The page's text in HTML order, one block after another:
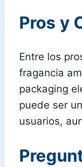
Pros y
Entre los
fragancia
packaging
puede ser
usuarios,